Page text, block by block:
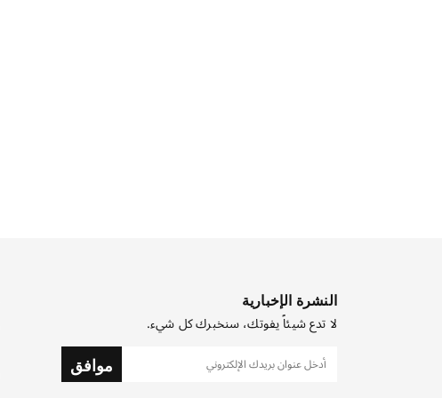
النشرة الإخبارية
لا تدع شيئاً يفوتك، سنخبرك كل شيء.
موافق